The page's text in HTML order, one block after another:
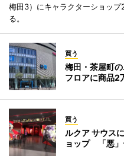
梅田3）にキャラクターショップ
る。
買う
梅田・茶屋町
フロアに商品
買う
ルクア サウス
ョップ 「悪」